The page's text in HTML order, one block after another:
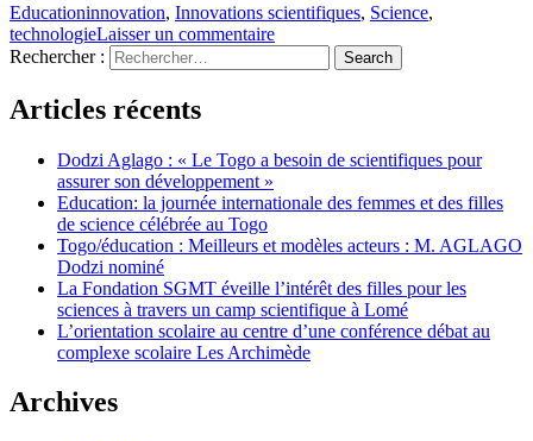
Educationinnovation, Innovations scientifiques, Science,
technologieLaisser un commentaire
Rechercher :
Articles récents
Dodzi Aglago : « Le Togo a besoin de scientifiques pour
assurer son développement »
Education: la journée internationale des femmes et des filles
de science célébrée au Togo
Togo/éducation : Meilleurs et modèles acteurs : M. AGLAGO
Dodzi nominé
La Fondation SGMT éveille l’intérêt des filles pour les
sciences à travers un camp scientifique à Lomé
L’orientation scolaire au centre d’une conférence débat au
complexe scolaire Les Archimède
Archives